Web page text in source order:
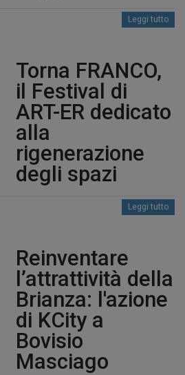
Leggi tutto
Torna FRANCO,
il Festival di
ART-ER dedicato
alla
rigenerazione
degli spazi
Leggi tutto
Reinventare
l’attrattività della
Brianza: l'azione
di KCity a
Bovisio
Masciago